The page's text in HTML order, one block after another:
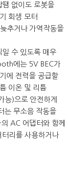
없이도 로봇을
회생 모터
추거나 가역작동을
수 있도록 매우
에는 5V BEC가
에 전력을 공급할
이온 및 리튬
능)으로 안전하게
는 무소음 작동을
AC 어댑터와 함께
리를 사용하거나